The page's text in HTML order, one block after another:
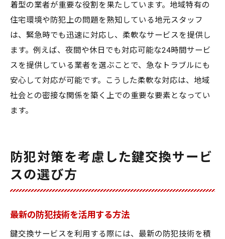
着型の業者が重要な役割を果たしています。地域特有の
住宅環境や防犯上の問題を熟知している地元スタッフ
は、緊急時でも迅速に対応し、柔軟なサービスを提供し
ます。例えば、夜間や休日でも対応可能な24時間サービ
スを提供している業者を選ぶことで、急なトラブルにも
安心して対応が可能です。こうした柔軟な対応は、地域
社会との密接な関係を築く上での重要な要素となってい
ます。
防犯対策を考慮した鍵交換サービ
スの選び方
最新の防犯技術を活用する方法
鍵交換サービスを利用する際には、最新の防犯技術を積